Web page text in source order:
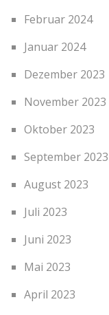
Februar 2024
Januar 2024
Dezember 2023
November 2023
Oktober 2023
September 2023
August 2023
Juli 2023
Juni 2023
Mai 2023
April 2023